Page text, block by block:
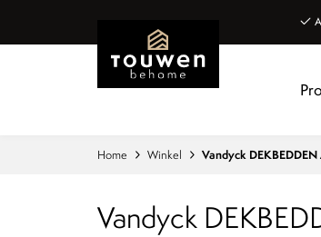
Home Winkel Vandyck DEKBEDDEN
Vandyck